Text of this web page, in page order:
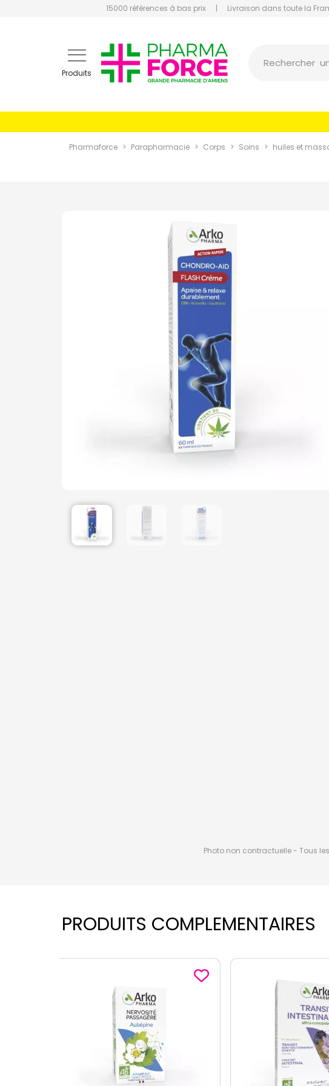
15000 références à bas prix | Livraison dans toute la
Produits
Rechercher
Pharmaforce Parapharmacie Corps Soins huiles et
Photo non contractuelle - Tous
PRODUITS COMPLEMENTAIRES